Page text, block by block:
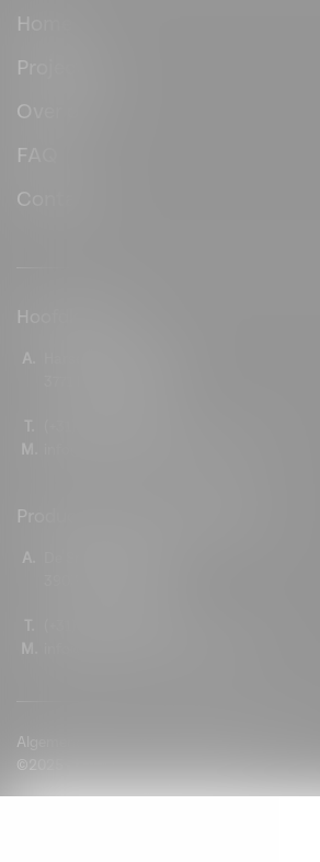
Home
Projecten
Over ons
FAQ
Contact
Hoofdkantoor
A.
M.
Productielocatie Veenendaal
A.
M.
©2025 - HOP metaalconservering
Algemene leverings- en betalingsvoorwaarden